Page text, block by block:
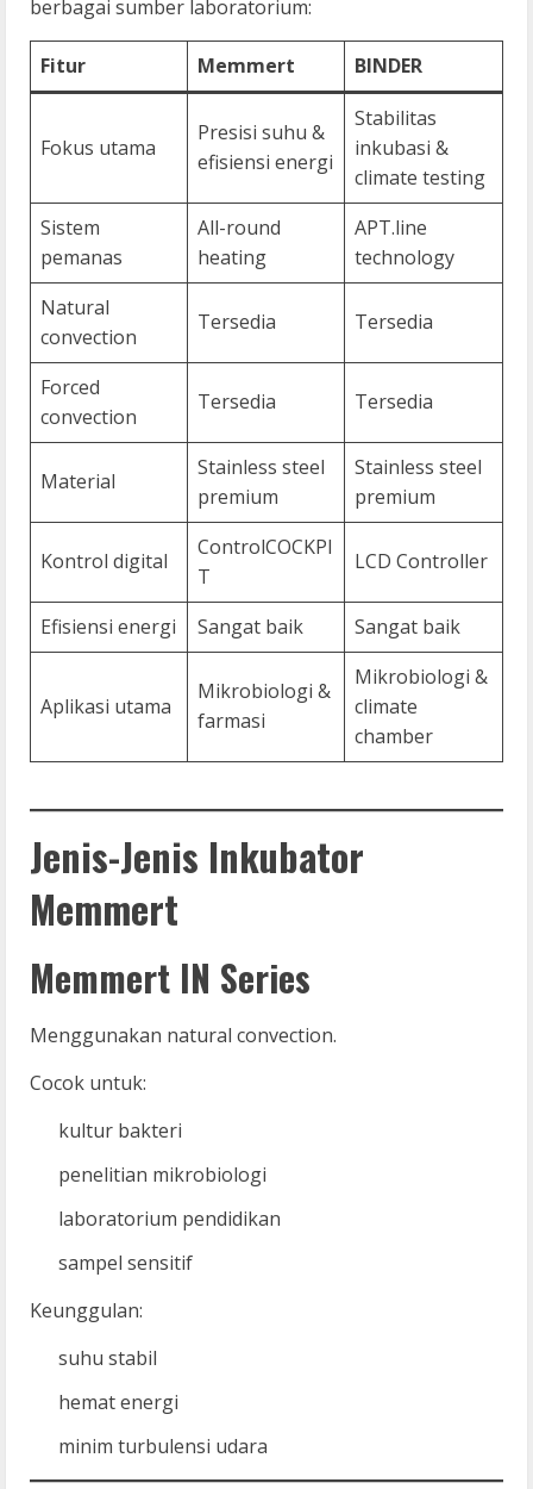
berbagai sumber laboratorium:
Fitur Memmert BINDER
Fokus utama
Presisi suhu &
efisiensi energi
Stabilitas
inkubasi &
climate testing
Sistem
pemanas
All-round
heating
APT.line
technology
Natural
convection
Tersedia Tersedia
Forced
convection
Tersedia Tersedia
Material
Stainless steel
premium
Stainless steel
premium
Kontrol digital
ControlCOCKPI
T
LCD Controller
Efisiensi energi Sangat baik Sangat baik
Aplikasi utama
Mikrobiologi &
farmasi
Mikrobiologi &
climate
chamber
Jenis-Jenis Inkubator
Memmert
Memmert IN Series
Menggunakan natural convection.
Cocok untuk:
kultur bakteri
penelitian mikrobiologi
laboratorium pendidikan
sampel sensitif
Keunggulan:
suhu stabil
hemat energi
minim turbulensi udara